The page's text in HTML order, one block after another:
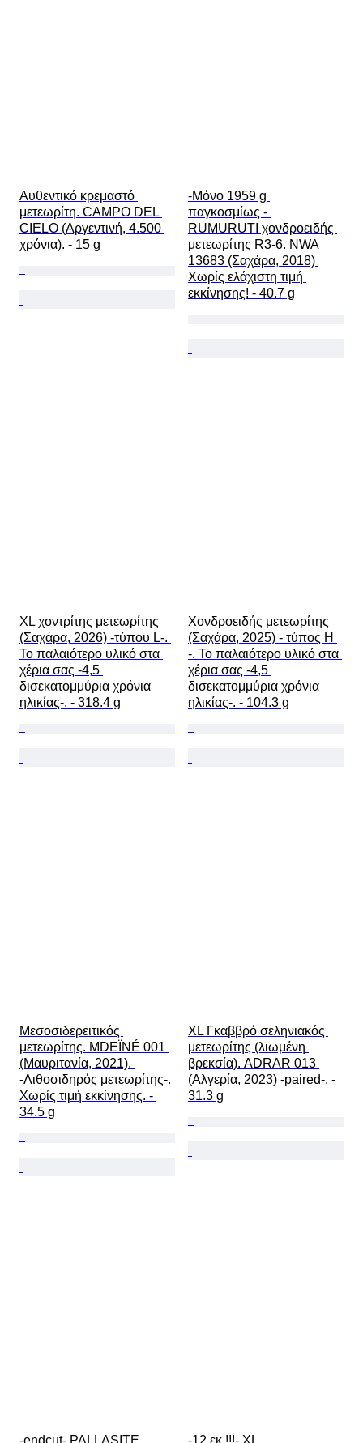
Αυθεντικό κρεμαστό
μετεωρίτη. CAMPO DEL
CIELO (Αργεντινή, 4.500
χρόνια). - 15 g
-Μόνο 1959 g
παγκοσμίως -
RUMURUTI χονδροειδής
μετεωρίτης R3-6. NWA
13683 (Σαχάρα, 2018)
Χωρίς ελάχιστη τιμή
εκκίνησης! - 40.7 g
XL χοντρίτης μετεωρίτης
(Σαχάρα, 2026) -τύπου L-.
Το παλαιότερο υλικό στα
χέρια σας -4,5
δισεκατομμύρια χρόνια
ηλικίας-. - 318.4 g
Χονδροειδής μετεωρίτης
(Σαχάρα, 2025) - τύπος Η
-. Το παλαιότερο υλικό στα
χέρια σας -4,5
δισεκατομμύρια χρόνια
ηλικίας-. - 104.3 g
Μεσοσιδερειτικός
μετεωρίτης. MDEÏNÉ 001
(Μαυριτανία, 2021).
-Λιθοσιδηρός μετεωρίτης-.
Χωρίς τιμή εκκίνησης. -
34.5 g
XL Γκαββρό σεληνιακός
μετεωρίτης (λιωμένη
βρεκσία). ADRAR 013
(Αλγερία, 2023) -paired-. -
31.3 g